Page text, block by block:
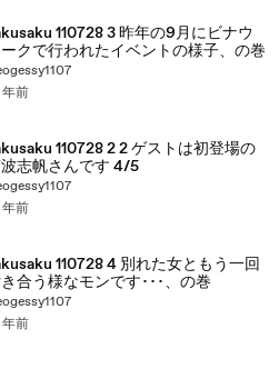
110728 3 昨年の9月にビナウ
クで行われたイベントの様子、の巻
年前
110728 2 2 ゲストは初登場の
志帆さんです 4/5
年前
110728 4 別れた女ともう一回
合う様なモンです･･･、の巻
年前